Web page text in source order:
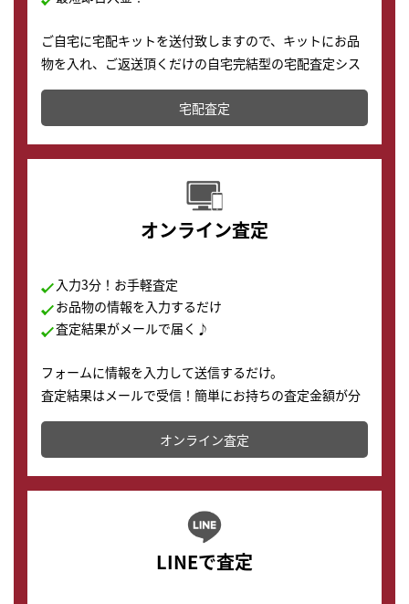
ご自宅に宅配キットを送付致しますので、キットにお品
物を入れ、ご返送頂くだけの自宅完結型の宅配査定シス
テムです。
配送でも簡単&安全に査定・買取に出すことが可能で
す。
宅配査定
オンライン査定
入力3分！お手軽査定
お品物の情報を入力するだけ
査定結果がメールで届く♪
フォームに情報を入力して送信するだけ。
査定結果はメールで受信！簡単にお持ちの査定金額が分
かります。
オンライン査定
LINEで査定